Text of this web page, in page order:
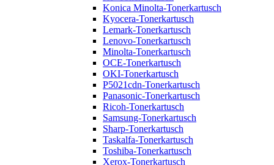
Konica Minolta-Tonerkartusch
Kyocera-Tonerkartusch
Lemark-Tonerkartusch
Lenovo-Tonerkartusch
Minolta-Tonerkartusch
OCE-Tonerkartusch
OKI-Tonerkartusch
P5021cdn-Tonerkartusch
Panasonic-Tonerkartusch
Ricoh-Tonerkartusch
Samsung-Tonerkartusch
Sharp-Tonerkartusch
Taskalfa-Tonerkartusch
Toshiba-Tonerkartusch
Xerox-Tonerkartusch